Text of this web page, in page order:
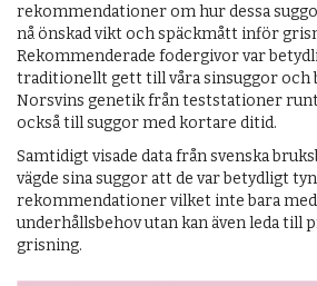
rekommendationer om hur dessa
nå önskad vikt och späckmått inför
Rekommenderade fodergivor var
traditionellt gett till våra sinsuggor och
Norsvins genetik från teststationer
också till suggor med kortare ditid.
Samtidigt visade data från svenska
vägde sina suggor att de var betydligt
rekommendationer vilket inte bara
underhållsbehov utan kan även leda till
grisning.